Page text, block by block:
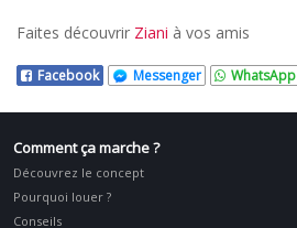
Faites découvrir Ziani à vos amis
Facebook Messenger WhatsApp
Comment ça marche ?
Découvrez le concept
Pourquoi louer ?
Conseils